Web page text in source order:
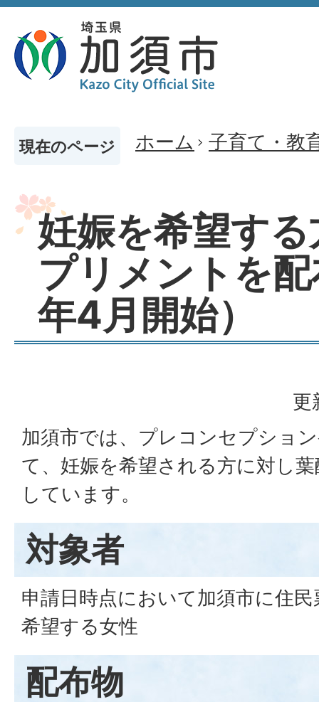
現在のページ ホーム 子育て・教
妊娠を希望す
プリメントを
年4月開始）
更
加須市では、プレコンセプショ
て、妊娠を希望される方に対し
しています。
対象者
申請日時点において加須市に住
希望する女性
配布物